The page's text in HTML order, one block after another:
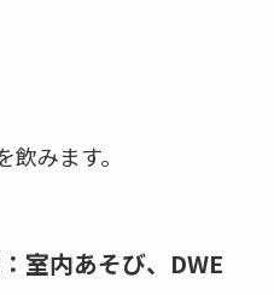
みます。
室内あそび、DWE